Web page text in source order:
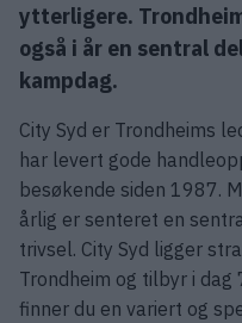
ytterligere.
også i år en sentral
kampdag.
City Syd er Trondheims
har levert gode
besøkende siden 1987.
årlig er senteret en
trivsel. City Syd ligger
Trondheim og tilbyr i
finner du en variert og